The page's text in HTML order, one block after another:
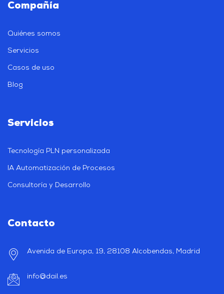
Compañía
Quiénes somos
Servicios
Casos de uso
Blog
Servicios
Tecnología PLN personalizada
IA Automatización de Procesos
Consultoría y Desarrollo
Contacto
Avenida de Europa, 19, 28108 Alcobendas, Madrid
info@dail.es